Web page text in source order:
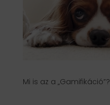
Mi is az a „Gamifikáció”?